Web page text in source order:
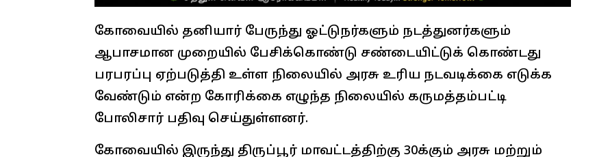
கோவையில் தனியார் பேருந்து ஓட்டுநர்களும் நடத்துனர்களும்
ஆபாசமான முறையில் பேசிக்கொண்டு சண்டையிட்டுக் கொண்டது
பரபரப்பு ஏற்படுத்தி உள்ள நிலையில் அரசு உரிய நடவடிக்கை எடுக்க
வேண்டும் என்ற கோரிக்கை எழுந்த நிலையில் கருமத்தம்பட்டி
போலிசார் பதிவு செய்துள்ளனர்.
கோவையில் இருந்து திருப்பூர் மாவட்டத்திற்கு 30க்கும் அரசு மற்றும்